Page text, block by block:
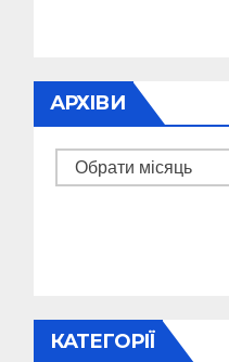
АРХІВИ
Архіви
КАТЕГОРІЇ